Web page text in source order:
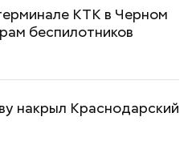
КТК в Черном
беспилотников
накрыл Краснодарский